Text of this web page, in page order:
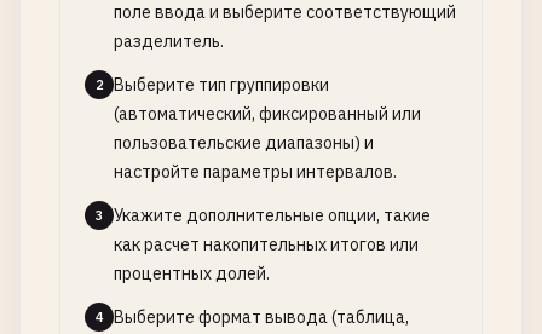
поле ввода и выберите соответствующий
разделитель.
2
Выберите тип группировки
(автоматический, фиксированный или
пользовательские диапазоны) и
настройте параметры интервалов.
3
Укажите дополнительные опции, такие
как расчет накопительных итогов или
процентных долей.
4
Выберите формат вывода (таблица,